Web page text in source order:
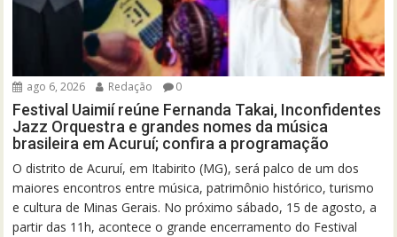
ago 6, 2026 Redação 0
Festival Uaimií reúne Fernanda Takai, Inconfidentes
Jazz Orquestra e grandes nomes da música
brasileira em Acuruí; confira a programação
O distrito de Acuruí, em Itabirito (MG), será palco de um dos
maiores encontros entre música, patrimônio histórico, turismo
e cultura de Minas Gerais. No próximo sábado, 15 de agosto, a
partir das 11h, acontece o grande encerramento do Festival